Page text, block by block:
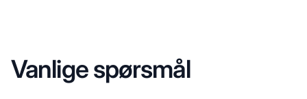
Vanlige spørsmål